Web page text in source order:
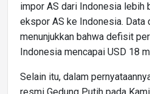
impor AS dari Indonesia lebih
ekspor AS ke Indonesia. Data
menunjukkan bahwa defisit
Indonesia mencapai USD 18
Selain itu, dalam